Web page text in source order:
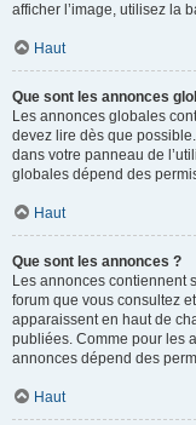
afficher l’image, utilisez la
Haut
Que sont les annonces
Les annonces globales
devez lire dès que
dans votre panneau de
globales dépend des
Haut
Que sont les annonces ?
Les annonces contiennent
forum que vous consultez
apparaissent en haut de
publiées. Comme pour les
annonces dépend des
Haut